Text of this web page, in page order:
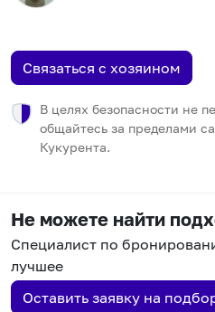
Связаться с хозяином
В целях безопасности не
общайтесь за пределами
Кукурента.
Не можете найти
Специалист по
лучшее
Оставить заявку на